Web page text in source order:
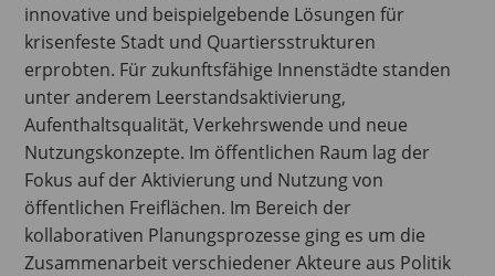
innovative und beispielgebende Lösungen für
krisenfeste Stadt und Quartiersstrukturen
erprobten. Für zukunftsfähige Innenstädte standen
unter anderem Leerstandsaktivierung,
Aufenthaltsqualität, Verkehrswende und neue
Nutzungskonzepte. Im öffentlichen Raum lag der
Fokus auf der Aktivierung und Nutzung von
öffentlichen Freiflächen. Im Bereich der
kollaborativen Planungsprozesse ging es um die
Zusammenarbeit verschiedener Akteure aus Politik